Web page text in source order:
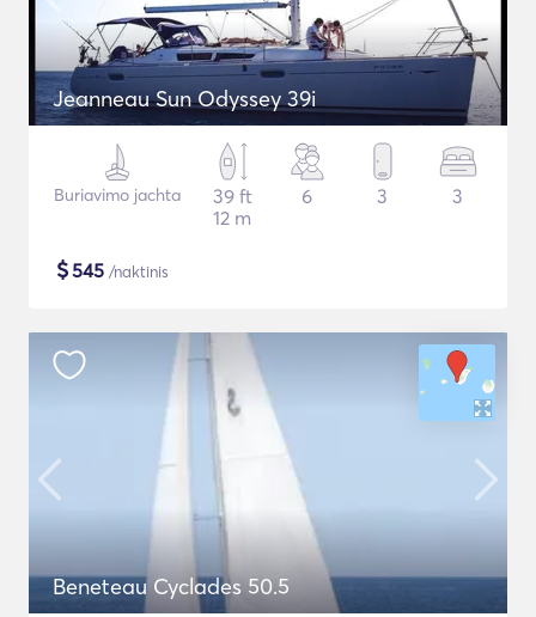
Jeanneau Sun Odyssey 39i
Buriavimo jachta
39 ft
12 m
6 3 3
$545 /naktinis
Beneteau Cyclades 50.5